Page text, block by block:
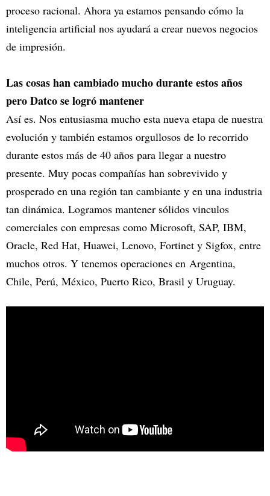
proceso racional. Ahora ya estamos pensando cómo la
inteligencia artificial nos ayudará a crear nuevos negocios
de impresión.
Las cosas han cambiado mucho durante estos años
pero Datco se logró mantener
Así es. Nos entusiasma mucho esta nueva etapa de nuestra
evolución y también estamos orgullosos de lo recorrido
durante estos más de 40 años para llegar a nuestro
presente. Muy pocas compañías han sobrevivido y
prosperado en una región tan cambiante y en una industria
tan dinámica. Logramos mantener sólidos vinculos
comerciales con empresas como Microsoft, SAP, IBM,
Oracle, Red Hat, Huawei, Lenovo, Fortinet y Sigfox, entre
muchos otros. Y tenemos operaciones en Argentina,
Chile, Perú, México, Puerto Rico, Brasil y Uruguay.